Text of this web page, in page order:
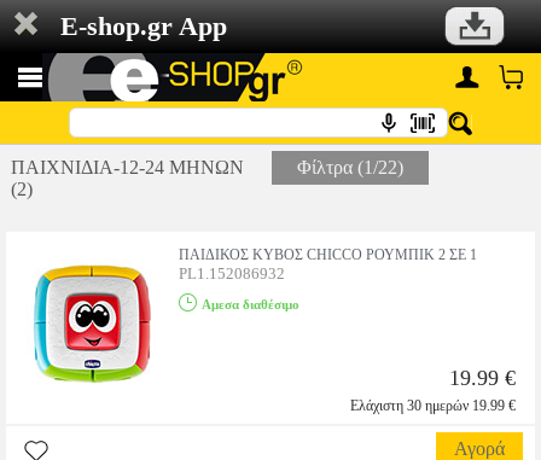
E-shop.gr App
ΠΑΙΧΝΙΔΙΑ-12-24 ΜΗΝΩΝ
(2)
Φίλτρα (1/22)
ΠΑΙΔΙΚΟΣ ΚΥΒΟΣ CHICCO ΡΟΥΜΠΙΚ 2 ΣΕ 1
PL1.152086932
Αμεσα διαθέσιμο
19.99 €
Ελάχιστη 30 ημερών 19.99 €
Αγορά